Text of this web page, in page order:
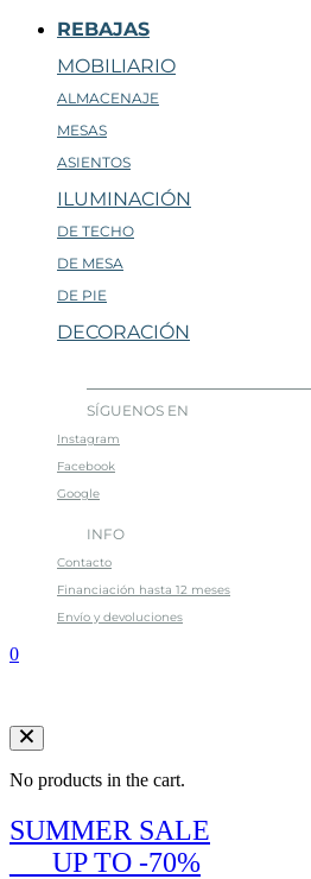
REBAJAS
MOBILIARIO
ALMACENAJE
MESAS
ASIENTOS
ILUMINACIÓN
DE TECHO
DE MESA
DE PIE
DECORACIÓN
SÍGUENOS EN
Instagram
Facebook
Google
INFO
Contacto
Financiación hasta 12 meses
Envío y devoluciones
0
No products in the cart.
SUMMER SALE
___UP TO -70%